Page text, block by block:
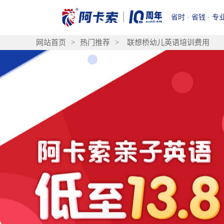
省时 · 省钱 · 专
网站首页 > 热门推荐 > 联想桥幼儿英语培训费用